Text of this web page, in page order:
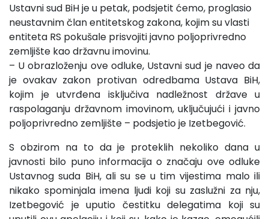
Ustavni sud BiH je u petak, podsjetit ćemo, proglasio
neustavnim član entitetskog zakona, kojim su vlasti
entiteta RS pokušale prisvojiti javno poljoprivredno
zemljište kao državnu imovinu.
– U obrazloženju ove odluke, Ustavni sud je naveo da
je ovakav zakon protivan odredbama Ustava BiH,
kojim je utvrđena isključiva nadležnost države u
raspolaganju državnom imovinom, uključujući i javno
poljoprivredno zemljište – podsjetio je Izetbegović.
S obzirom na to da je proteklih nekoliko dana u
javnosti bilo puno informacija o značaju ove odluke
Ustavnog suda BiH, ali su se u tim vijestima malo ili
nikako spominjala imena ljudi koji su zaslužni za nju,
Izetbegović je uputio čestitku delegatima koji su